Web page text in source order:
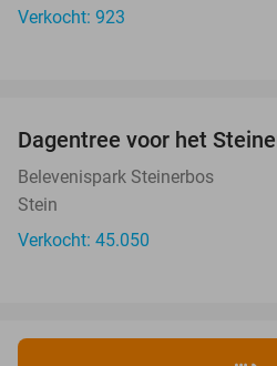
Verkocht: 923
Dagentree voor het
Belevenispark Steinerbos
Stein
Verkocht: 45.050